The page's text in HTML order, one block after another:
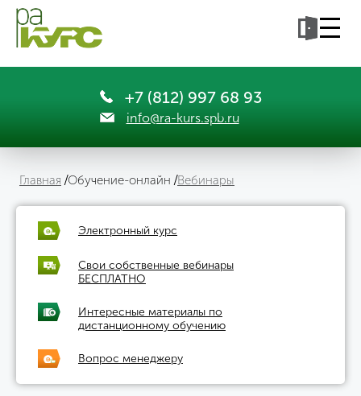
+7 (812) 997 68 93
info@ra-kurs.spb.ru
Главная Обучение-онлайн Вебинары
Электронный курс
Свои собственные вебинары
БЕСПЛАТНО
Интересные материалы по
дистанционному обучению
Вопрос менеджеру